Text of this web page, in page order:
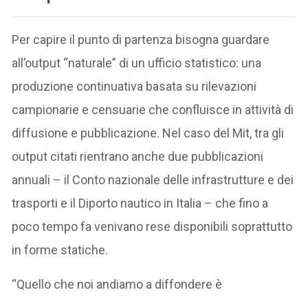
Per capire il punto di partenza bisogna guardare
all’output “naturale” di un ufficio statistico: una
produzione continuativa basata su rilevazioni
campionarie e censuarie che confluisce in attività di
diffusione e pubblicazione. Nel caso del Mit, tra gli
output citati rientrano anche due pubblicazioni
annuali – il Conto nazionale delle infrastrutture e dei
trasporti e il Diporto nautico in Italia – che fino a
poco tempo fa venivano rese disponibili soprattutto
in forme statiche.
“Quello che noi andiamo a diffondere è